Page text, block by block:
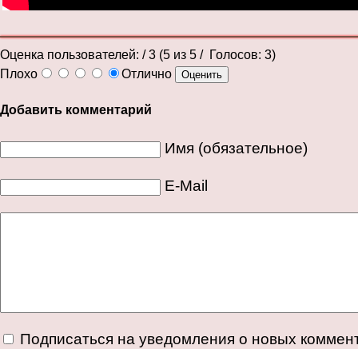
Оценка пользователей: / 3 (5 из 5 / Голосов: 3)
Плохо
Отлично
Добавить комментарий
Имя (обязательное)
E-Mail
Подписаться на уведомления о новых